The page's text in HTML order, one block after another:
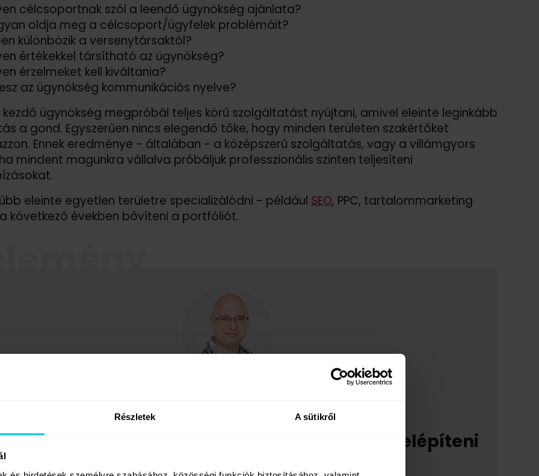
Részletek A sütikről
célcsoportnak szól a leendő ügynökség ajánlata?
oldja meg a célcsoport/ügyfelek problémáit?
különbözik a versenytársaktól?
értékekkel társítható az ügynökség?
érzelmeket kell kiváltania?
az ügynökség kommunikációs nyelve?
kezdő ügynökség megpróbál teljes körű szolgáltatást nyújtani, amivel eleinte leginkább
a gond. Egyszerűen nincs elegendő tőke, hogy minden területen szakértőket
Ennek eredménye - általában - a középszerű szolgáltatás, vagy a villámgyors
mindent magunkra vállalva próbáljuk professzionális szinten teljesíteni
eleinte egyetlen területre specializálódni - például SEO, PPC, tartalommarketing
következő években bővíteni a portfóliót.
kell már az ügynökség indulása előtt felépíteni
et?